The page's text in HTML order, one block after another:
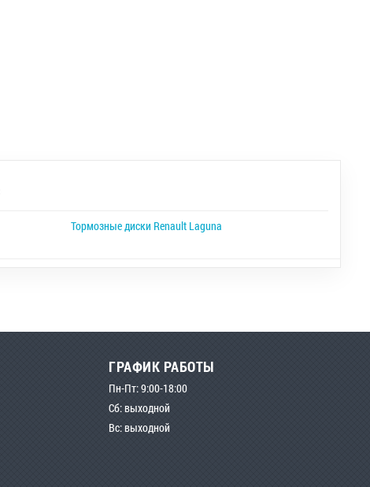
Тормозные диски Renault Laguna
ГРАФИК РАБОТЫ
Пн-Пт: 9:00-18:00
Сб: выходной
Вс: выходной